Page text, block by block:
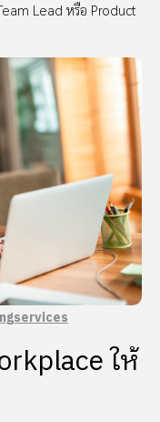
Lead หรือ Product
ให้